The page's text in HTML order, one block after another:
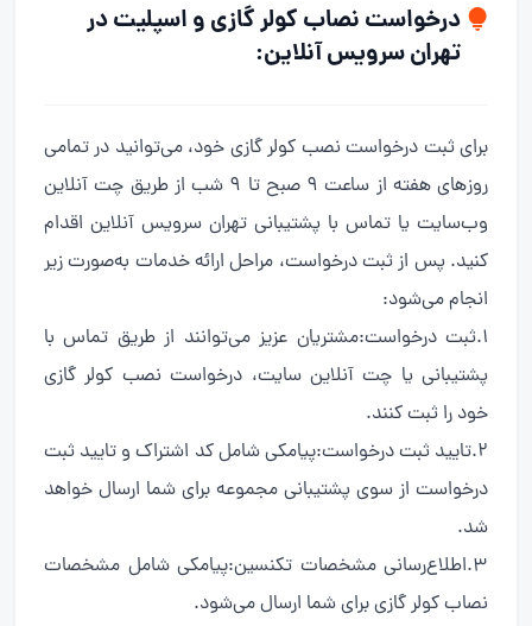
درخواست نصاب کولر گازی و اسپلیت در
تهران سرویس آنلاین:
برای ثبت درخواست نصب کولر گازی خود، می‌توانید در تمامی
روزهای هفته از ساعت ۹ صبح تا ۹ شب از طریق چت آنلاین
وب‌سایت یا تماس با پشتیبانی تهران سرویس آنلاین اقدام
کنید. پس از ثبت درخواست، مراحل ارائه خدمات به‌صورت زیر
انجام می‌شود:
1.ثبت درخواست:مشتریان عزیز می‌توانند از طریق تماس با
پشتیبانی یا چت آنلاین سایت، درخواست نصب کولر گازی
خود را ثبت کنند.
2.تایید ثبت درخواست:پیامکی شامل کد اشتراک و تایید ثبت
درخواست از سوی پشتیبانی مجموعه برای شما ارسال خواهد
شد.
3.اطلاع‌رسانی مشخصات تکنسین:پیامکی شامل مشخصات
نصاب کولر گازی برای شما ارسال می‌شود.